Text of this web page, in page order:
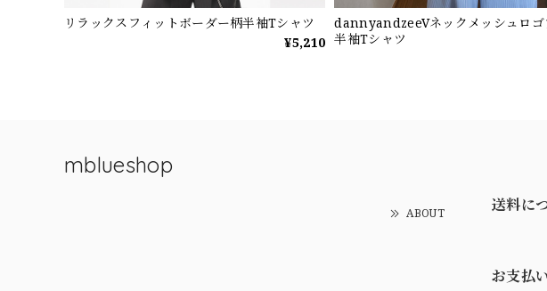
リラックスフィットボーダー柄半袖Tシャツ
¥5,210
dannyandzeeVネックメッシュロゴ
半袖Tシャツ
mblueshop
ABOUT 送料に
お支払